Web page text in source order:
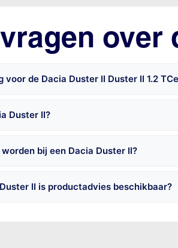
over
de Dacia Duster II Duster II 1.2
Duster II?
bij een Dacia Duster II?
II is productadvies beschikbaar?